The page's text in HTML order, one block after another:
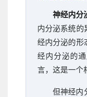
神经内分
内分泌系统的
经内分泌的形
经内分泌的
言，这是一个
但神经